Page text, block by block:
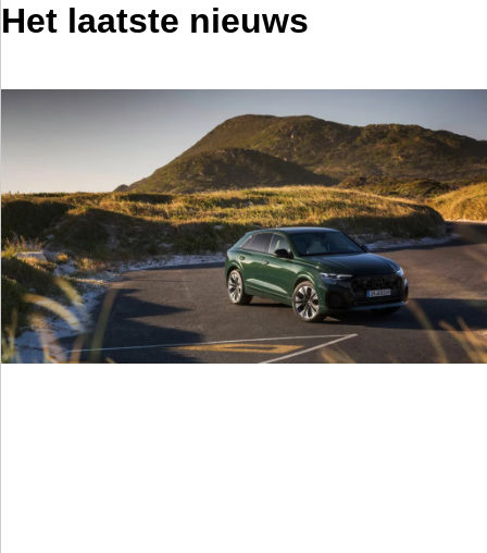
Het laatste nieuws